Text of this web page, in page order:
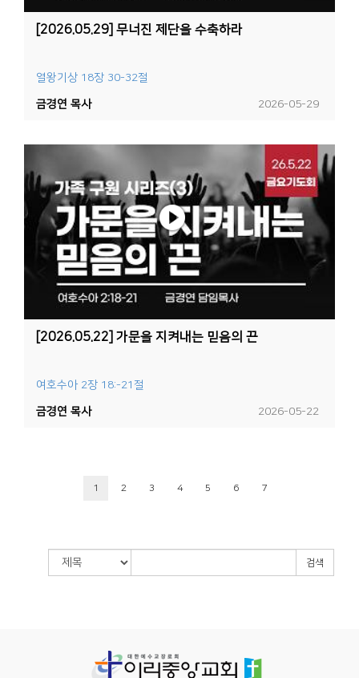
[2026.05.29] 무너진 제단을 수축하라
열왕기상 18장 30-32절
2026-05-29
금경연 목사
[2026.05.22] 가문을 지켜내는 믿음의 끈
여호수아 2장 18:-21절
2026-05-22
금경연 목사
1 2 3 4 5 6 7
검색